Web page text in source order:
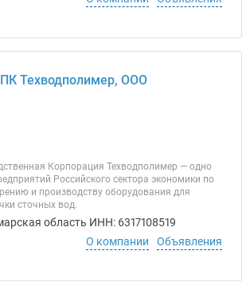
Техводполимер, ООО
Корпорация Техводполимер — одно
Российского сектора экономики по
и производству оборудования для
сточных вод.
область ИНН: 6317108519
О компании
Объявления